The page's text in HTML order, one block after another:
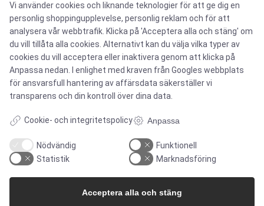
Tjänster
MARKNADER
Mat & dryck
Pharma & Biotech – Single-Use Solutions
Vi använder cookies och liknande teknologier för att ge dig en
personlig shoppingupplevelse, personlig reklam och för att
analysera vår webbtrafik. Klicka på 'Acceptera alla och stäng' om
du vill tillåta alla cookies. Alternativt kan du välja vilka typer av
cookies du vill acceptera eller inaktivera genom att klicka på
Anpassa nedan. I enlighet med kraven från Googles webbplats
för ansvarsfull hantering av affärsdatasäkerställer vi
transparens och din kontroll över dina data.
Cookie- och integritetspolicy Anpassa
Nödvändig
Funktionell
Statistik
Marknadsföring
Acceptera alla och stäng